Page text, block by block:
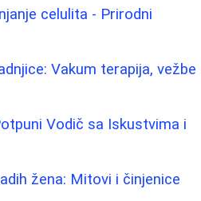
celulita - Prirodni
Vakum terapija, vežbe
Vodič sa Iskustvima i
žena: Mitovi i činjenice